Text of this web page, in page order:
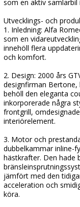
som en aktiv samlarbil
Utvecklings- och
1. Inledning: Alfa
som en
innehöll flera
och komfort.
2. Design: 2000 års
designfirman Bertone,
behöll den eleganta
inkorporerade några
frontgrill,
interiörelement.
3. Motor och
dubbelkammar inline-
hästkrafter. Den hade
jämfört med den
acceleration och
köra.